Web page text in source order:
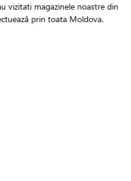
vizitati magazinele noastre din
prin toata Moldova.